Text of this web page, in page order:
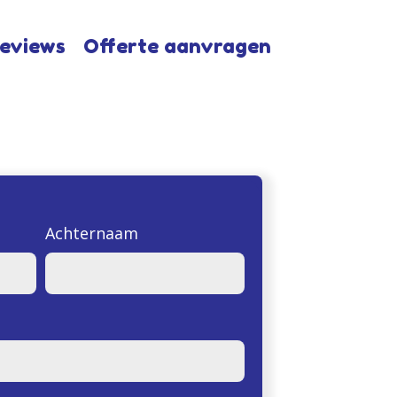
Offerte aanvragen
Achternaam